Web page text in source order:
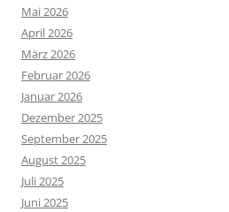
Mai 2026
April 2026
März 2026
Februar 2026
Januar 2026
Dezember 2025
September 2025
August 2025
Juli 2025
Juni 2025